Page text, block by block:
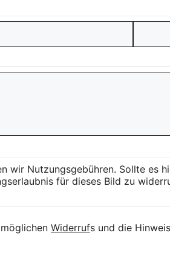
wir Nutzungsgebühren. Sollte es
für dieses Bild zu
Widerrufs und die